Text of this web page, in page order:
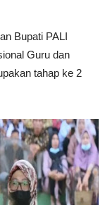
Bupati PALI
Guru dan
tahap ke 2